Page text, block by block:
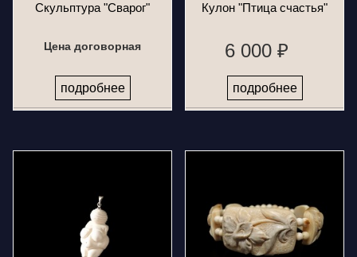
Скульптура "Сварог"
Цена договорная
подробнее
Кулон "Птица счастья"
6 000 ₽
подробнее